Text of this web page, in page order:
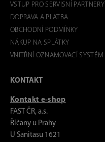
VSTUP PRO SERVISNÍ PARTNERY
DOPRAVA A PLATBA
OBCHODNÍ PODMÍNKY
NÁKUP NA SPLÁTKY
VNITŘNÍ OZNAMOVACÍ SYSTÉM
KONTAKT
Kontakt e-shop
FAST ČR, a.s.
Říčany u Prahy
U Sanitasu 1621